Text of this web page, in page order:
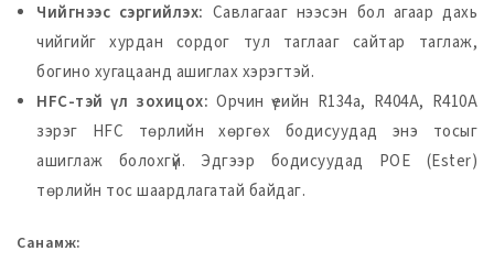
Чийгнээс сэргийлэх: Савлагааг нээсэн бол агаар дахь
чийгийг хурдан сордог тул таглааг сайтар таглаж,
богино хугацаанд ашиглах хэрэгтэй.
HFC-тэй үл зохицох: Орчин үеийн R134a, R404A, R410A
зэрэг HFC төрлийн хөргөх бодисуудад энэ тосыг
ашиглаж болохгүй. Эдгээр бодисуудад POE (Ester)
төрлийн тос шаардлагатай байдаг.
Санамж: